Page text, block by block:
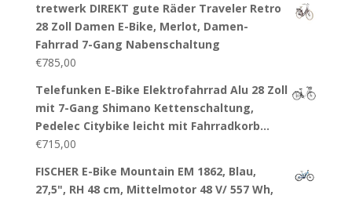
tretwerk DIREKT gute Räder Traveler Retro
28 Zoll Damen E-Bike, Merlot, Damen-
Fahrrad 7-Gang Nabenschaltung
€785,00
Telefunken E-Bike Elektrofahrrad Alu 28 Zoll
mit 7-Gang Shimano Kettenschaltung,
Pedelec Citybike leicht mit Fahrradkorb…
€715,00
FISCHER E-Bike Mountain EM 1862, Blau,
27,5", RH 48 cm, Mittelmotor 48 V/ 557 Wh,